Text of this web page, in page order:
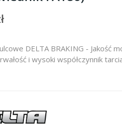
DELTA BRAKING - Jakość
i wysoki współczynnik